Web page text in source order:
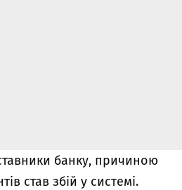
банку, причиною
став збій у системі.